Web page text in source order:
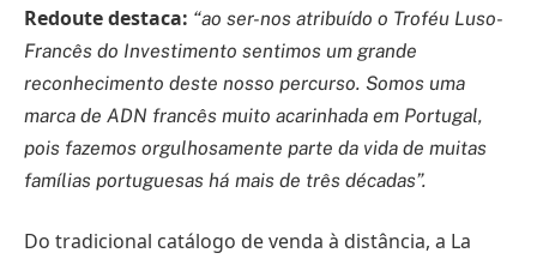
Redoute destaca: “ao ser-nos atribuído o Troféu Luso-
Francês do Investimento sentimos um grande
reconhecimento deste nosso percurso. Somos uma
marca de ADN francês muito acarinhada em Portugal,
pois fazemos orgulhosamente parte da vida de muitas
famílias portuguesas há mais de três décadas”.
Do tradicional catálogo de venda à distância, a La